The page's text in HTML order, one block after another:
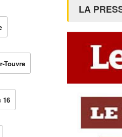
Touvre
16
LA